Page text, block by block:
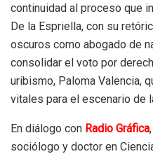
continuidad al proceso que
De la Espriella, con su
oscuros como abogado de
consolidar el voto por
uribismo, Paloma Valencia,
vitales para el escenario de
En diálogo con Radio Gráfica,
sociólogo y doctor en